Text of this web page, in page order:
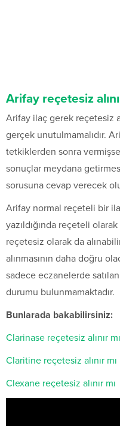
Arifay reçetesiz
Arifay ilaç gerek reçetesiz
gerçek unutulmamalıdır.
tetkiklerden sonra
sonuçlar meydana
sorusuna cevap verecek
Arifay normal reçeteli bir
yazıldığında reçeteli
reçetesiz olarak da
alınmasının daha doğru
sadece eczanelerde
durumu bulunmamaktadır.
Bunlarada bakabilirsiniz:
Clarinase reçetesiz alınır mı
Claritine reçetesiz alınır mı
Clexane reçetesiz alınır mı